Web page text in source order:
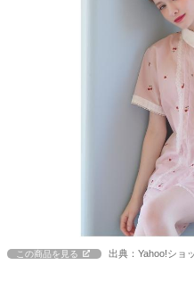
この商品を見る 出典：Yahoo!ショ